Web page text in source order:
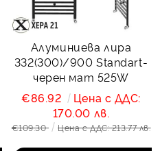
Алуминиева лира
332(300)/900 Standart-
черен мат 525W
€86.92
Цена с ДДС:
170.00 лв.
€109.30 Цена с ДДС: 213.77 лв.